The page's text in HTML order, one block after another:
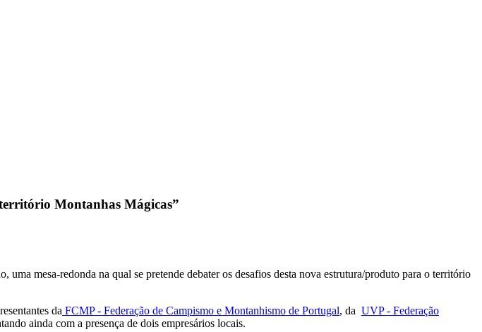
Montanhas Mágicas”
uma mesa-redonda na qual se pretende debater os desafios desta nova estrutura/produto para o território
da FCMP - Federação de Campismo e Montanhismo de Portugal, da UVP - Federação
ainda com a presença de dois empresários locais.